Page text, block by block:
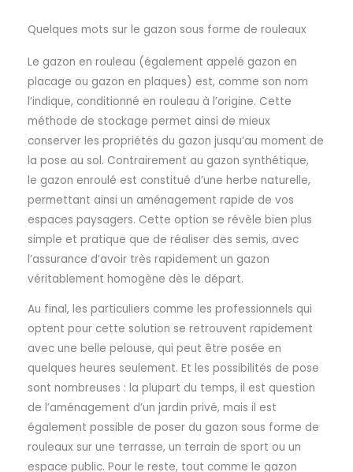
Quelques mots sur le gazon sous forme de rouleaux
Le gazon en rouleau (également appelé gazon en
placage ou gazon en plaques) est, comme son nom
l’indique, conditionné en rouleau à l’origine. Cette
méthode de stockage permet ainsi de mieux
conserver les propriétés du gazon jusqu’au moment de
la pose au sol. Contrairement au gazon synthétique,
le gazon enroulé est constitué d’une herbe naturelle,
permettant ainsi un aménagement rapide de vos
espaces paysagers. Cette option se révèle bien plus
simple et pratique que de réaliser des semis, avec
l’assurance d’avoir très rapidement un gazon
véritablement homogène dès le départ.
Au final, les particuliers comme les professionnels qui
optent pour cette solution se retrouvent rapidement
avec une belle pelouse, qui peut être posée en
quelques heures seulement. Et les possibilités de pose
sont nombreuses : la plupart du temps, il est question
de l’aménagement d’un jardin privé, mais il est
également possible de poser du gazon sous forme de
rouleaux sur une terrasse, un terrain de sport ou un
espace public. Pour le reste, tout comme le gazon